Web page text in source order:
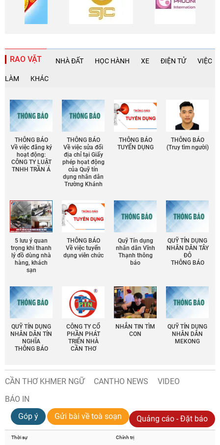
RAO VẶT NHÀ ĐẤT HỌC HÀNH XE ĐIỆN TỬ VIỆC
LÀM KHÁC
THÔNG BÁO
Về việc đăng ký
hoạt động:
CÔNG TY LUẬT
TNHH TRẦN Á
THÔNG BÁO
Về việc sửa đổi
địa chỉ tại Giấy
phép họat động
của Quỹ tín
dụng nhân dân
Trường Khánh
THÔNG BÁO
TUYỂN DỤNG
THÔNG BÁO
(Truy tìm người)
5 lưu ý quan
trọng khi thanh
lý đồ dùng nhà
hàng, khách
sạn
THÔNG BÁO
Về việc tuyển
dụng viên chức
Quỹ Tín dụng
nhân dân Vĩnh
Thạnh thông
báo
QUỸ TÍN DỤNG
NHÂN DÂN TÂY
ĐÔ
THÔNG BÁO
QUỸ TÍN DỤNG
NHÂN DÂN TÍN
NGHĨA
THÔNG BÁO
CÔNG TY CỔ
PHẦN PHÁT
TRIỂN NHÀ
CẦN THƠ
NHẮN TIN TÌM
CON
QUỸ TÍN DỤNG
NHÂN DÂN
MEKONG
CẦN THƠ KHMER NGỮ CANTHO NEWS
VIDEO
BÁO IN
Góp ý
Gửi bài về toà soạn Quảng cáo - Đặt báo
Thời sự Chính trị